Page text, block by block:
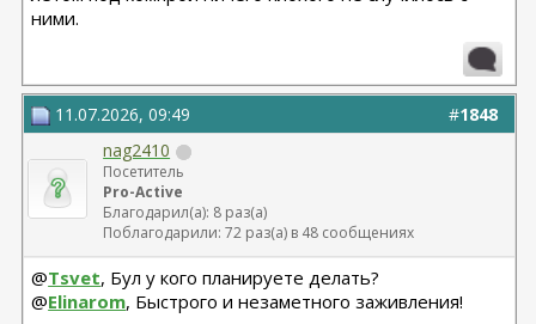
ними.
#1848
11.07.2026, 09:49
nag2410
Посетитель
Pro-Active
Благодарил(а): 8 раз(а)
Поблагодарили: 72 раз(а) в 48 сообщениях
@Tsvet, Бул у кого планируете делать?
@Elinarom, Быстрого и незаметного заживления!